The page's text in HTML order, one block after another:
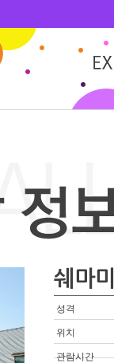
쉐마
성격
위치
관람시간